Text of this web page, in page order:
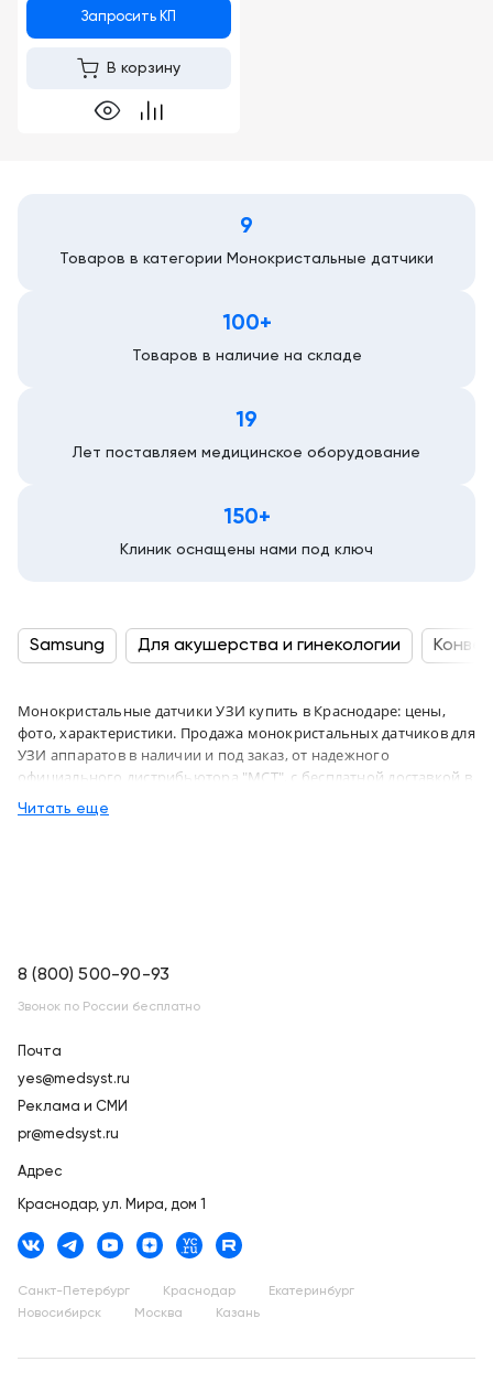
Запросить КП
В корзину
9
Товаров в категории Монокристальные датчики
100+
Товаров в наличие на складе
19
Лет поставляем медицинское оборудование
150+
Клиник оснащены нами под ключ
Samsung Для акушерства и гинекологии
Монокристальные датчики УЗИ купить в Краснодаре: цены,
фото, характеристики. Продажа монокристальных датчиков для
УЗИ аппаратов в наличии и под заказ, от надежного
официального дистрибьютора "МСТ", с бесплатной доставкой в
город Краснодар и по всей России
Читать еще
8 (800) 500-90-93
Звонок по России бесплатно
Почта
yes@medsyst.ru
Реклама и СМИ
pr@medsyst.ru
Адрес
Краснодар, ул. Мира, дом 1
Санкт-Петербург Краснодар
Екатеринбург
Новосибирск
Москва Казань